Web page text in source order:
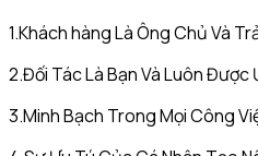
1.Khách hàng Là Ông Chủ Và
2.Đối Tác Là Bạn Và Luôn Được
3.Minh Bạch Trong Mọi Công